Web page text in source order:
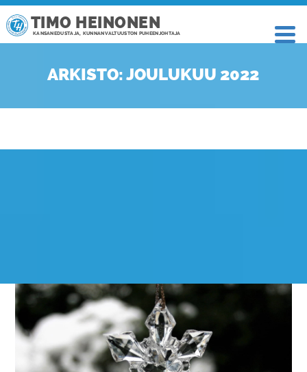
TIMO HEINONEN
KANSANEDUSTAJA, KUNNANVALTUUSTON PUHEENJOHTAJA
ARKISTO: JOULUKUU 2022